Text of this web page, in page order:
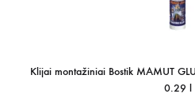
Klijai montažiniai Bostik MAMUT
0.29 l